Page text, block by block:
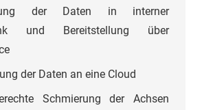
der Daten in interner
und Bereitstellung über
der Daten an eine Cloud
Schmierung der Achsen